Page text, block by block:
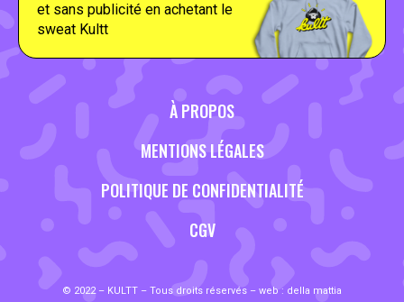
et sans publicité en achetant le
sweat Kultt
À PROPOS
MENTIONS LÉGALES
POLITIQUE DE CONFIDENTIALITÉ
CGV
© 2022 – KULTT – Tous droits réservés – web : della mattia